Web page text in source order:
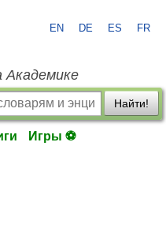
EN DE ES FR
Академике
Найти!
Игры ⚽